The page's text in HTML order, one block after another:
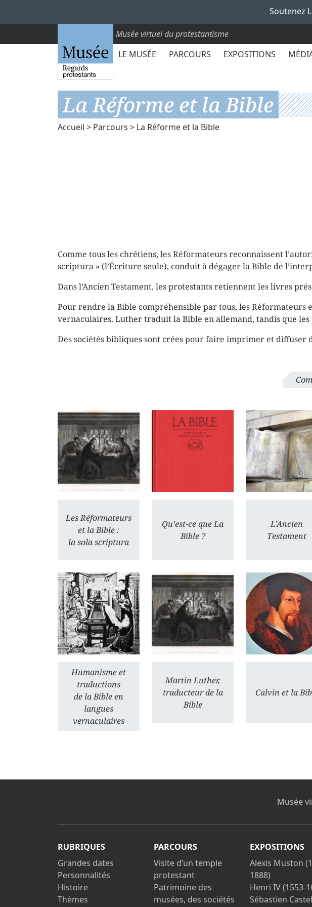
Soutenez
Musée virtuel du protestantisme
LE MUSÉE
PARCOURS EXPOSITIONS
La Réforme et la Bible
Accueil > Parcours > La Réforme et la Bible
Comme tous les chrétiens, les Réformateurs reconnaissent
scriptura » (l’Écriture seule), conduit à dégager la Bible de
Dans l’Ancien Testament, les protestants retiennent les livres
Pour rendre la Bible compréhensible par tous, les
vernaculaires. Luther traduit la Bible en allemand, tandis que
Des sociétés bibliques sont crées pour faire imprimer et diffuser
Les Réformateurs
et la Bible :
la sola scriptura
Qu’est-ce que La
Bible ?
L’Ancien
Testament
Humanisme et
traductions
de la Bible en
langues
vernaculaires
Martin Luther,
traducteur de la
Bible
Calvin et la
Musée
RUBRIQUES
Grandes dates
Personnalités
Histoire
Thèmes
PARCOURS
Visite d’un temple
protestant
Patrimoine des
musées, des sociétés
EXPOSITIONS
Alexis Muston
1888)
Henri IV (1553-
Sébastien